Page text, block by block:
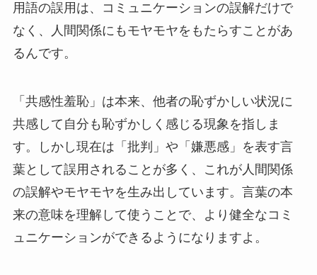
用語の誤用は、コミュニケーションの誤解だけで
なく、人間関係にもモヤモヤをもたらすことがあ
るんです。
「共感性羞恥」は本来、他者の恥ずかしい状況に
共感して自分も恥ずかしく感じる現象を指しま
す。しかし現在は「批判」や「嫌悪感」を表す言
葉として誤用されることが多く、これが人間関係
の誤解やモヤモヤを生み出しています。言葉の本
来の意味を理解して使うことで、より健全なコミ
ュニケーションができるようになりますよ。